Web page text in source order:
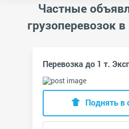
Частные
грузоперевозок в
Перевозка до 1 т.
Поднять в